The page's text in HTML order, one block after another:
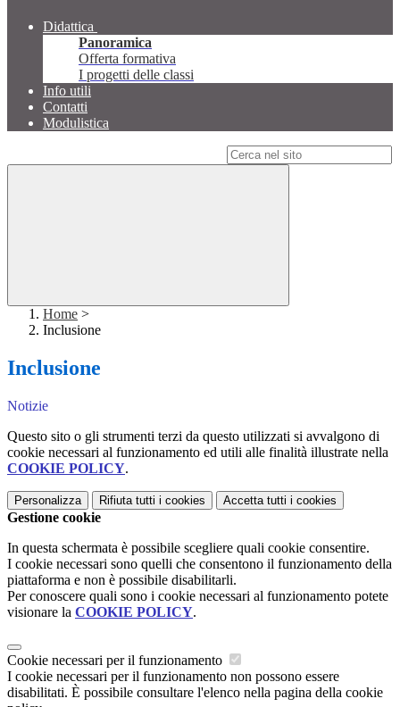
Didattica
Panoramica
Offerta formativa
I progetti delle classi
Info utili
Contatti
Modulistica
Home >
Inclusione
Inclusione
Notizie
Questo sito o gli strumenti terzi da questo utilizzati si avvalgono di
cookie necessari al funzionamento ed utili alle finalità illustrate nella
COOKIE POLICY.
Personalizza Rifiuta tutti i cookies Accetta tutti i cookies
Gestione cookie
In questa schermata è possibile scegliere quali cookie consentire.
I cookie necessari sono quelli che consentono il funzionamento della
piattaforma e non è possibile disabilitarli.
Per conoscere quali sono i cookie necessari al funzionamento potete
visionare la COOKIE POLICY.
Cookie necessari per il funzionamento
I cookie necessari per il funzionamento non possono essere
disabilitati. È possibile consultare l'elenco nella pagina della cookie